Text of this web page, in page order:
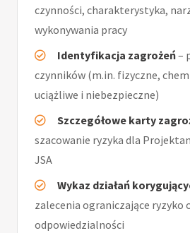
czynności, charakterystyka,
wykonywania pracy
Identyfikacja zagrożeń–
czynników (m.in. fizyczne,
uciążliwe i niebezpieczne)
Szczegółowe karty
szacowanie ryzyka dla
JSA
Wykaz działań
zalecenia ograniczające ryzyko
odpowiedzialności